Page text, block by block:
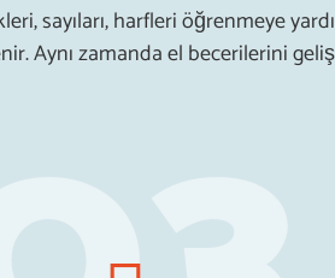
sayıları, harfleri öğrenmeye
Aynı zamanda el becerilerini